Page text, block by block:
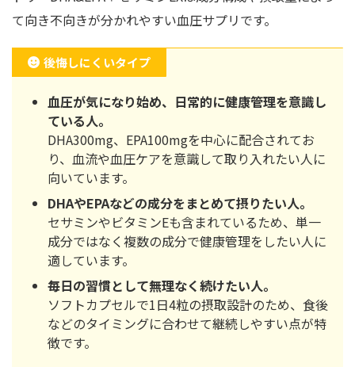
て向き不向きが分かれやすい血圧サプリです。
後悔しにくいタイプ
血圧が気になり始め、日常的に健康管理を意識し
ている人。
DHA300mg、EPA100mgを中心に配合されてお
り、血流や血圧ケアを意識して取り入れたい人に
向いています。
DHAやEPAなどの成分をまとめて摂りたい人。
セサミンやビタミンEも含まれているため、単一
成分ではなく複数の成分で健康管理をしたい人に
適しています。
毎日の習慣として無理なく続けたい人。
ソフトカプセルで1日4粒の摂取設計のため、食後
などのタイミングに合わせて継続しやすい点が特
徴です。